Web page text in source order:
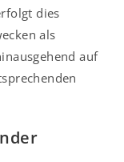
dies
als
auf